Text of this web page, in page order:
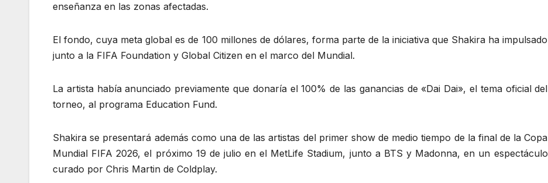
enseñanza en las zonas afectadas.
El fondo, cuya meta global es de 100 millones de dólares, forma parte de la iniciativa que Shakira ha impulsado
junto a la FIFA Foundation y Global Citizen en el marco del Mundial.
La artista había anunciado previamente que donaría el 100% de las ganancias de «Dai Dai», el tema oficial del
torneo, al programa Education Fund.
Shakira se presentará además como una de las artistas del primer show de medio tiempo de la final de la Copa
Mundial FIFA 2026, el próximo 19 de julio en el MetLife Stadium, junto a BTS y Madonna, en un espectáculo
curado por Chris Martin de Coldplay.